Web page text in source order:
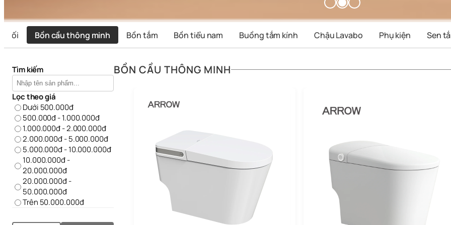
khối Bồn cầu thông minh Bồn tắm Bồn tiểu nam Buồng tắm kính Chậu Lavabo Phụ kiện Sen
Tìm kiếm
Lọc theo giá
Dưới 500.000đ
500.000đ - 1.000.000đ
1.000.000đ - 2.000.000đ
2.000.000đ - 5.000.000đ
5.000.000đ - 10.000.000đ
10.000.000đ -
20.000.000đ
20.000.000đ -
50.000.000đ
Trên 50.000.000đ
BỒN CẦU THÔNG MINH